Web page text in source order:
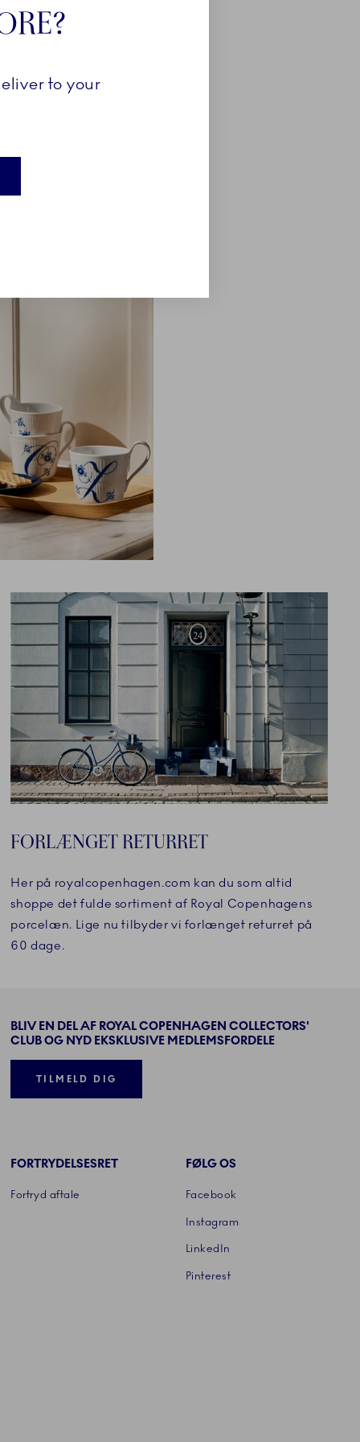
FORLÆNGET RETURRET
Her på royalcopenhagen.com kan du som altid
shoppe det fulde sortiment af Royal Copenhagens
porcelæn. Lige nu tilbyder vi forlænget returret på
60 dage.
BLIV EN DEL AF ROYAL COPENHAGEN COLLECTORS'
CLUB OG NYD EKSKLUSIVE MEDLEMSFORDELE
TILMELD DIG
FORTRYDELSESRET
Fortryd aftale
FØLG OS
Facebook
Instagram
LinkedIn
Pinterest
to your